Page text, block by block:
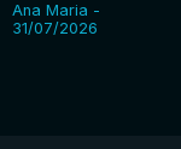
Ana Maria -
31/07/2026